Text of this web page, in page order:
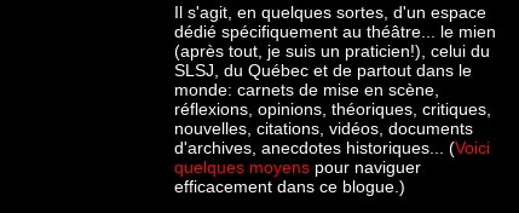
Il s'agit, en quelques sortes, d'un espace
dédié spécifiquement au théâtre... le mien
(après tout, je suis un praticien!), celui du
SLSJ, du Québec et de partout dans le
monde: carnets de mise en scène,
réflexions, opinions, théoriques, critiques,
nouvelles, citations, vidéos, documents
d'archives, anecdotes historiques... (Voici
quelques moyens pour naviguer
efficacement dans ce blogue.)